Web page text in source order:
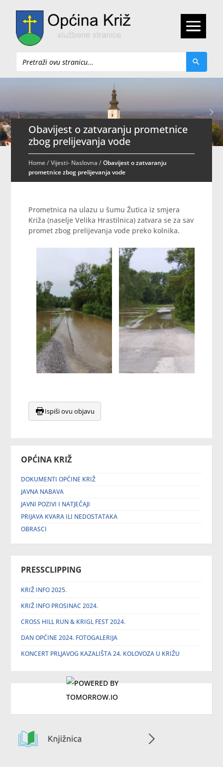
Pretraži
OPĆINA KRIŽ
DOKUMENTI OPĆINE KRIŽ
JAVNA NABAVA
JAVNI POZIVI I NATJEČAJI
PRIJAVA KVARA ILI NEDOSTATAKA
OBRASCI
PRESSCLIPPING
KRIŽ INFO 2025.
KRIŽ INFO PROSINAC 2024.
CROSS HILL RUN & KRIGL FEST 2024.
DAN OPĆINE 2024. FOTOGALERIJA
KONCERT PRLJAVOG KAZALIŠTA 24. KOLOVOZA U KRIŽU
Obavijest o zatvaranju prometnice
zbog prelijevanja vode
Home/Vijesti- Naslovna /Obavijest o zatvaranju
prometnice zbog prelijevanja vode
Prometnica na ulazu u šumu Žutica iz smjera
Križa (naselje Velika Hrastilnica) zatvara se za sav
promet zbog prelijevanja vode preko kolnika.
Ispiši ovu objavu